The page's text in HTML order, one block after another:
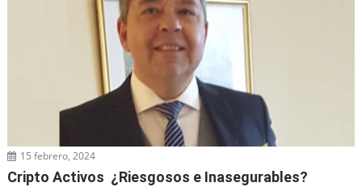
15 febrero, 2024
Cripto Activos ¿Riesgosos e Inasegurables?